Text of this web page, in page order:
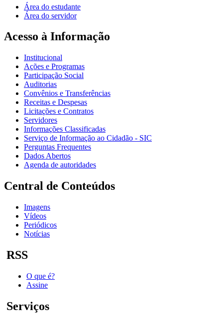
Área do estudante
Área do servidor
Acesso à Informação
Institucional
Ações e Programas
Participação Social
Auditorias
Convênios e Transferências
Receitas e Despesas
Licitações e Contratos
Servidores
Informações Classificadas
Serviço de Informação ao Cidadão - SIC
Perguntas Frequentes
Dados Abertos
Agenda de autoridades
Central de Conteúdos
Imagens
Vídeos
Periódicos
Notícias
RSS
O que é?
Assine
Serviços